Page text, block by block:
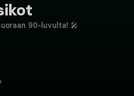
90-luvulta! 🎤